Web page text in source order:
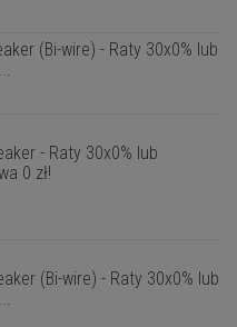
(Bi-wire) - Raty 30x0% lub
- Raty 30x0% lub
0 zł!
(Bi-wire) - Raty 30x0% lub